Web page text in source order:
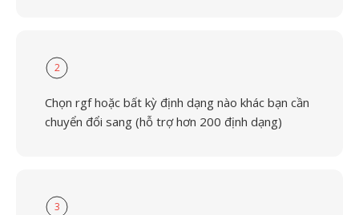
2
Chọn rgf hoặc bất kỳ định dạng nào khác bạn cần
chuyển đổi sang (hỗ trợ hơn 200 định dạng)
3